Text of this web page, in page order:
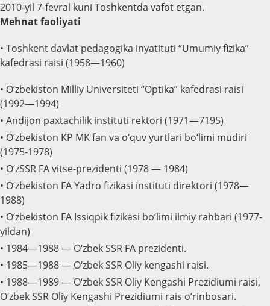
2010-yil 7-fevral kuni Toshkentda vafot etgan.
Mehnat faoliyati
• Toshkent davlat pedagogika inyatituti “Umumiy fizika”
kafedrasi raisi (1958—1960)
• O‘zbekiston Milliy Universiteti “Optika” kafedrasi raisi
(1992—1994)
• Andijon paxtachilik instituti rektori (1971—7195)
• O‘zbekiston KP MK fan va o‘quv yurtlari bo‘limi mudiri
(1975-1978)
• O‘zSSR FA vitse-prezidenti (1978 — 1984)
• O‘zbekiston FA Yadro fizikasi instituti direktori (1978—
1988)
• O‘zbekiston FA Issiqpik fizikasi bo‘limi ilmiy rahbari (1977-
yildan)
• 1984—1988 — O‘zbek SSR FA prezidenti.
• 1985—1988 — O‘zbek SSR Oliy kengashi raisi.
• 1988—1989 — O‘zbek SSR Oliy Kengashi Prezidiumi raisi,
O‘zbek SSR Oliy Kengashi Prezidiumi rais o‘rinbosari.